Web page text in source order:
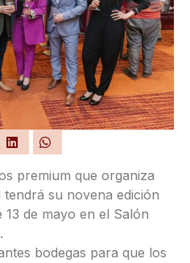
premium que organiza
su novena edición
13 de mayo en el Salón
bodegas para que los